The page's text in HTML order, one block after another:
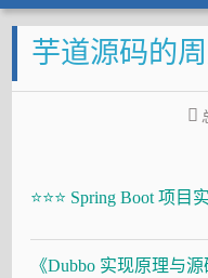
文章
知识星球
Github
友链
大厂面试必备
Java 超神之路
芋道源码的周
⭐⭐⭐ Spring Boot 项目
《Dubbo 实现原理与